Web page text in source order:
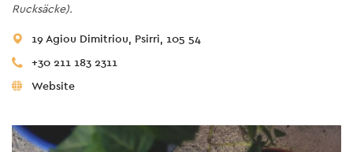
Rucksäcke).
19 Agiou Dimitriou, Psirri, 105 54
+30 211 183 2311
Website